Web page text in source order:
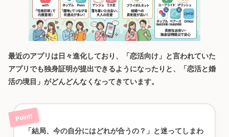
最近のアプリは日々進化しており、「恋活向け」と言われていた
アプリでも独身証明が提出できるようになったりと、「恋活と婚
活の境目」がどんどんなくなってきています。
「結局、今の自分にはどれが合うの？」と迷ってしまわ